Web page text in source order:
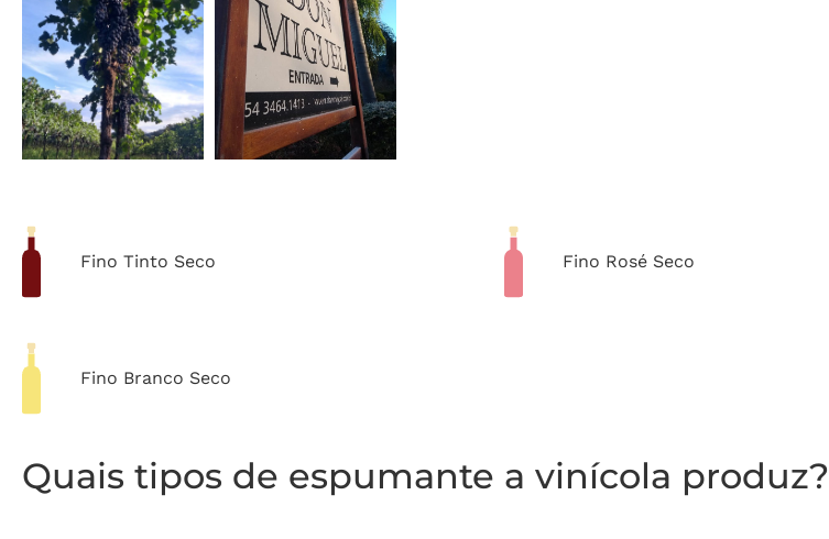
Fino Tinto Seco Fino Rosé Seco
Fino Branco Seco
Quais tipos de espumante a vinícola produz?